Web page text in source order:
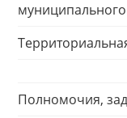
Полномочия,